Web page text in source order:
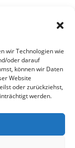
wir Technologien wie
oder darauf
können wir Daten
Website
oder zurückziehst,
werden.